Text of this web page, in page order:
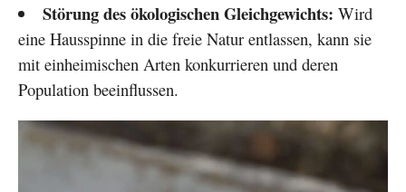
Störung des ökologischen Gleichgewichts: Wird
eine Hausspinne in die freie Natur entlassen, kann sie
mit einheimischen Arten konkurrieren und deren
Population beeinflussen.